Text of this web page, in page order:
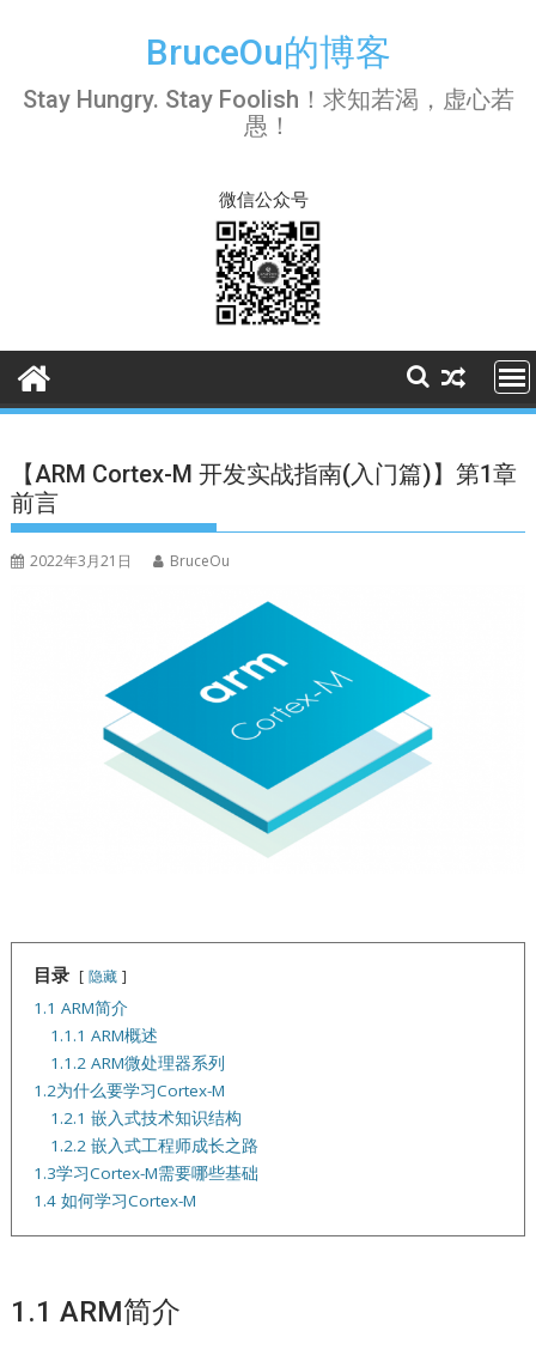
BruceOu的博客
Stay Hungry. Stay Foolish！求知若渴，虚心若
愚！
微信公众号
【ARM Cortex-M 开发实战指南(入门篇)】第1章
前言
2022年3月21日 BruceOu
目录 隐藏
1.1 ARM简介
1.1.1 ARM概述
1.1.2 ARM微处理器系列
1.2为什么要学习Cortex-M
1.2.1 嵌入式技术知识结构
1.2.2 嵌入式工程师成长之路
1.3学习Cortex-M需要哪些基础
1.4 如何学习Cortex-M
1.1 ARM简介